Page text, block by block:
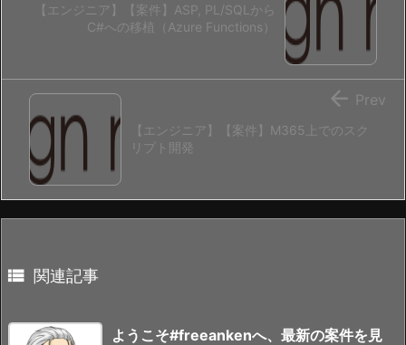
【エンジニア】【案件】ASP, PL/SQLから
C#への移植（Azure Functions）
【エンジニア】【案件】M365上でのスク
リプト開発
 Prev
 関連記事
ようこそ#freeankenへ、最新の案件を見